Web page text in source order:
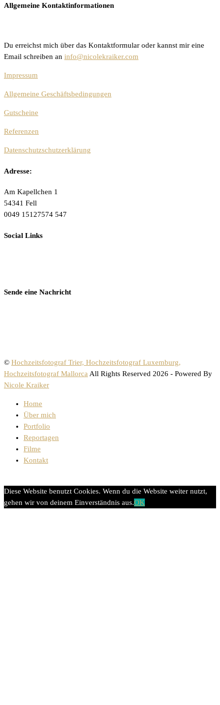
Allgemeine Kontaktinformationen
Du erreichst mich über das Kontaktformular oder kannst mir eine
Email schreiben an info@nicolekraiker.com
Impressum
Allgemeine Geschäftsbedingungen
Gutscheine
Referenzen
Datenschutzschutzerklärung
Adresse:
Am Kapellchen 1
54341 Fell
0049 15127574 547
Social Links
Sende eine Nachricht
© Hochzeitsfotograf Trier, Hochzeitsfotograf Luxemburg,
Hochzeitsfotograf MallorcaAll Rights Reserved 2026 - Powered By
Nicole Kraiker
Home
Über mich
Portfolio
Reportagen
Filme
Kontakt
Diese Website benutzt Cookies. Wenn du die Website weiter nutzt,
gehen wir von deinem Einverständnis aus.OK